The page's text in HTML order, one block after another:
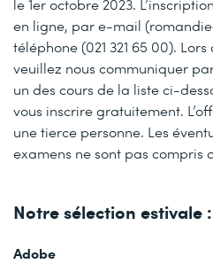
le 1er octobre 2023.
en ligne, par e-mail
téléphone (021 321 65 00).
veuillez nous communiquer
un des cours de la liste ci-
vous inscrire gratuitement.
une tierce personne. Les
examens ne sont pas compris
Notre sélection estivale :
Adobe